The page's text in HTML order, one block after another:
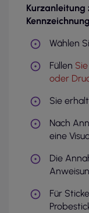
Kurzanleitung
Wählen
Füllen
oder
Sie
Nach
eine
Die
Für